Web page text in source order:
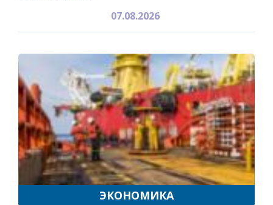
07.08.2026
ЭКОНОМИКА